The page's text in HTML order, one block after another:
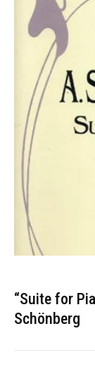
“Suite for
Schönberg